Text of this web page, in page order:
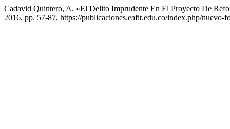
Cadavid Quintero, A. «El Delito Imprudente En El Proyecto De
2016, pp. 57-87, https://publicaciones.eafit.edu.co/index.php/nuevo-